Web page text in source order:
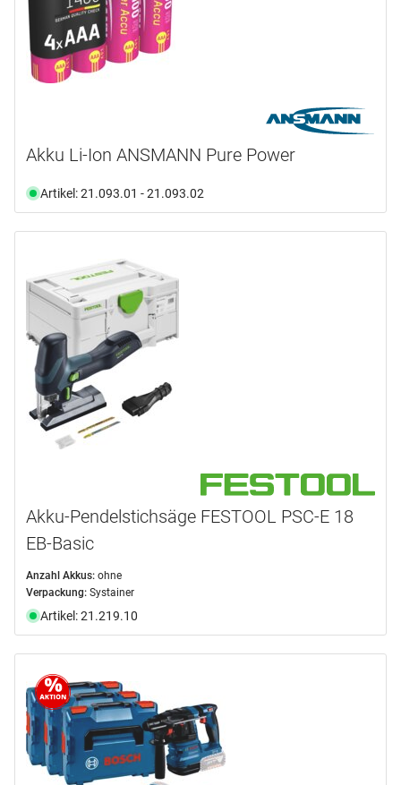
Akku Li-Ion ANSMANN Pure Power
Artikel: 21.093.01 - 21.093.02
Akku-Pendelstichsäge FESTOOL PSC-E 18
EB-Basic
Anzahl Akkus: ohne
Verpackung: Systainer
Artikel: 21.219.10